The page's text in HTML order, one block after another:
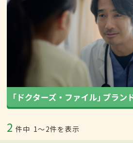
2 件中 1〜2件を表示